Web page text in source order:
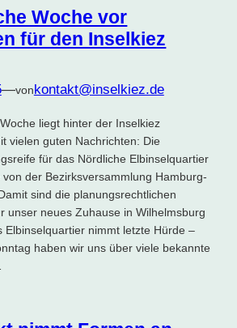
Woche vor
für den Inselkiez
—vonkontakt@inselkiez.de
liegt hinter der Inselkiez
vielen guten Nachrichten: Die
für das Nördliche Elbinselquartier
der Bezirksversammlung Hamburg-
sind die planungsrechtlichen
unser neues Zuhause in Wilhelmsburg
Elbinselquartier nimmt letzte Hürde –
haben wir uns über viele bekannte